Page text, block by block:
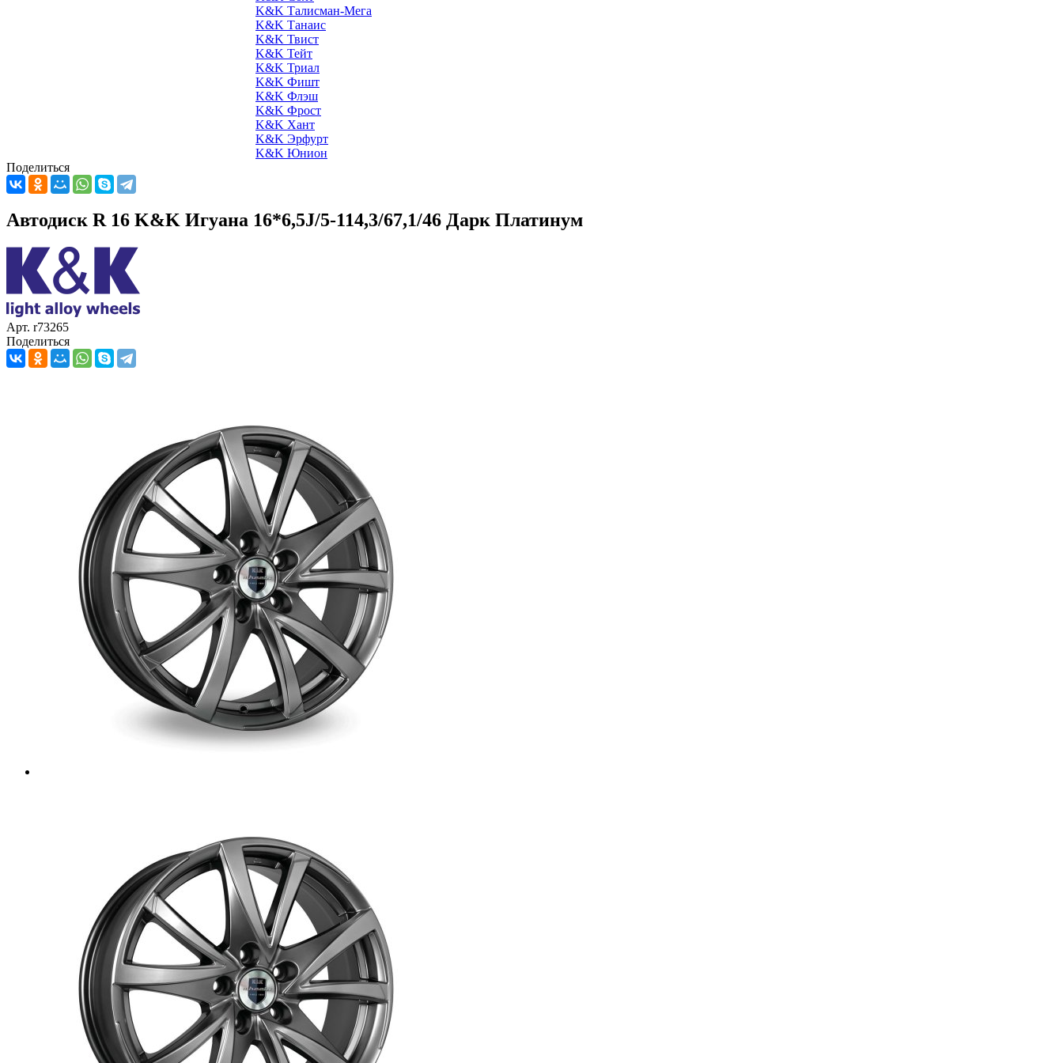
K&K Талисман-Мега
K&K Танаис
K&K Твист
K&K Тейт
K&K Триал
K&K Фишт
K&K Флэш
K&K Фрост
K&K Хант
K&K Эрфурт
K&K Юнион
Поделиться
Автодиск R 16 K&K Игуана 16*6,5J/5-114,3/67,1/46 Дарк Платинум
Арт. r73265
Поделиться